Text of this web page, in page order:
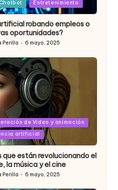
Chatbot Entretenimiento
robando empleos o
oportunidades?
Perilla 6 mayo, 2025
de Video y animación
artificial
están revolucionando el
la música y el cine
Perilla 6 mayo, 2025